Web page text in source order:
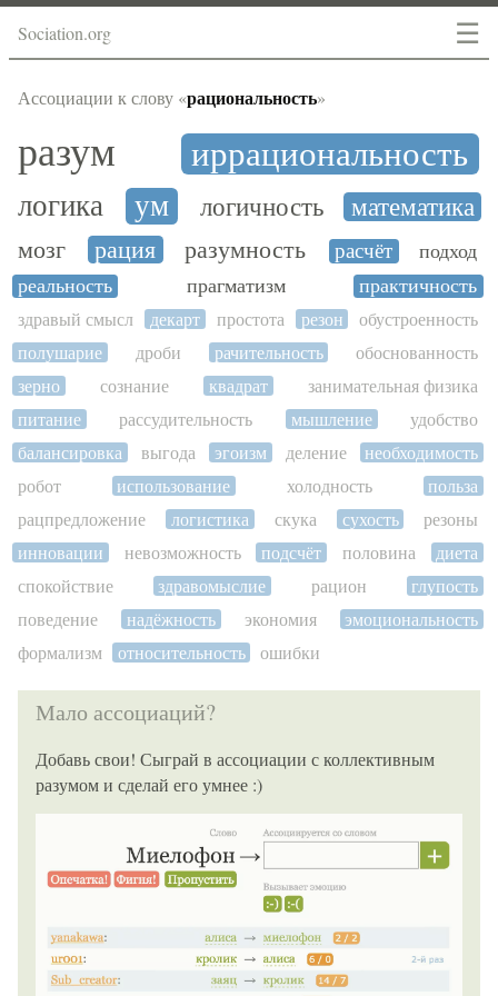
☰
Sociation.org
Ассоциации к слову «рациональность»
разум иррациональность
логика ум логичность математика
мозг рация разумность расчёт
подход
реальность
прагматизм практичность
здравый смысл декарт простота резон
обустроенность
полушарие
дроби рачительность
обоснованность
зерно
сознание квадрат
занимательная физика
питание
рассудительность мышление
удобство
балансировка
выгода эгоизм деление
необходимость
робот
использование холодность
польза
рацпредложение
логистика скука сухость
резоны
инновации
невозможность подсчёт половина
диета
спокойствие
здравомыслие рацион
глупость
поведение
надёжность экономия
эмоциональность
формализм
относительность ошибки
Мало ассоциаций?
Добавь свои! Сыграй в ассоциации с коллективным
разумом и сделай его умнее :)